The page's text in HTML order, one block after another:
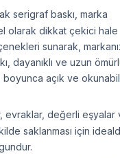
serigraf baskı, marka
olarak dikkat çekici hale
sunarak,
dayanıklı ve uzun
açık ve
evraklar, değerli eşyalar
saklanması için